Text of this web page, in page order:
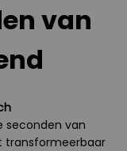
van
seconden van
transformeerbaar